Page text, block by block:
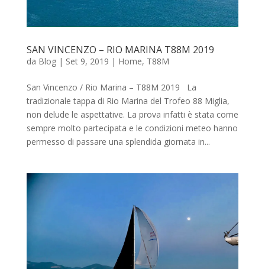
SAN VINCENZO – RIO MARINA T88M 2019
da Blog| Set 9, 2019 | Home, T88M
San Vincenzo / Rio Marina – T88M 2019 La
tradizionale tappa di Rio Marina del Trofeo 88 Miglia,
non delude le aspettative. La prova infatti è stata come
sempre molto partecipata e le condizioni meteo hanno
permesso di passare una splendida giornata in...